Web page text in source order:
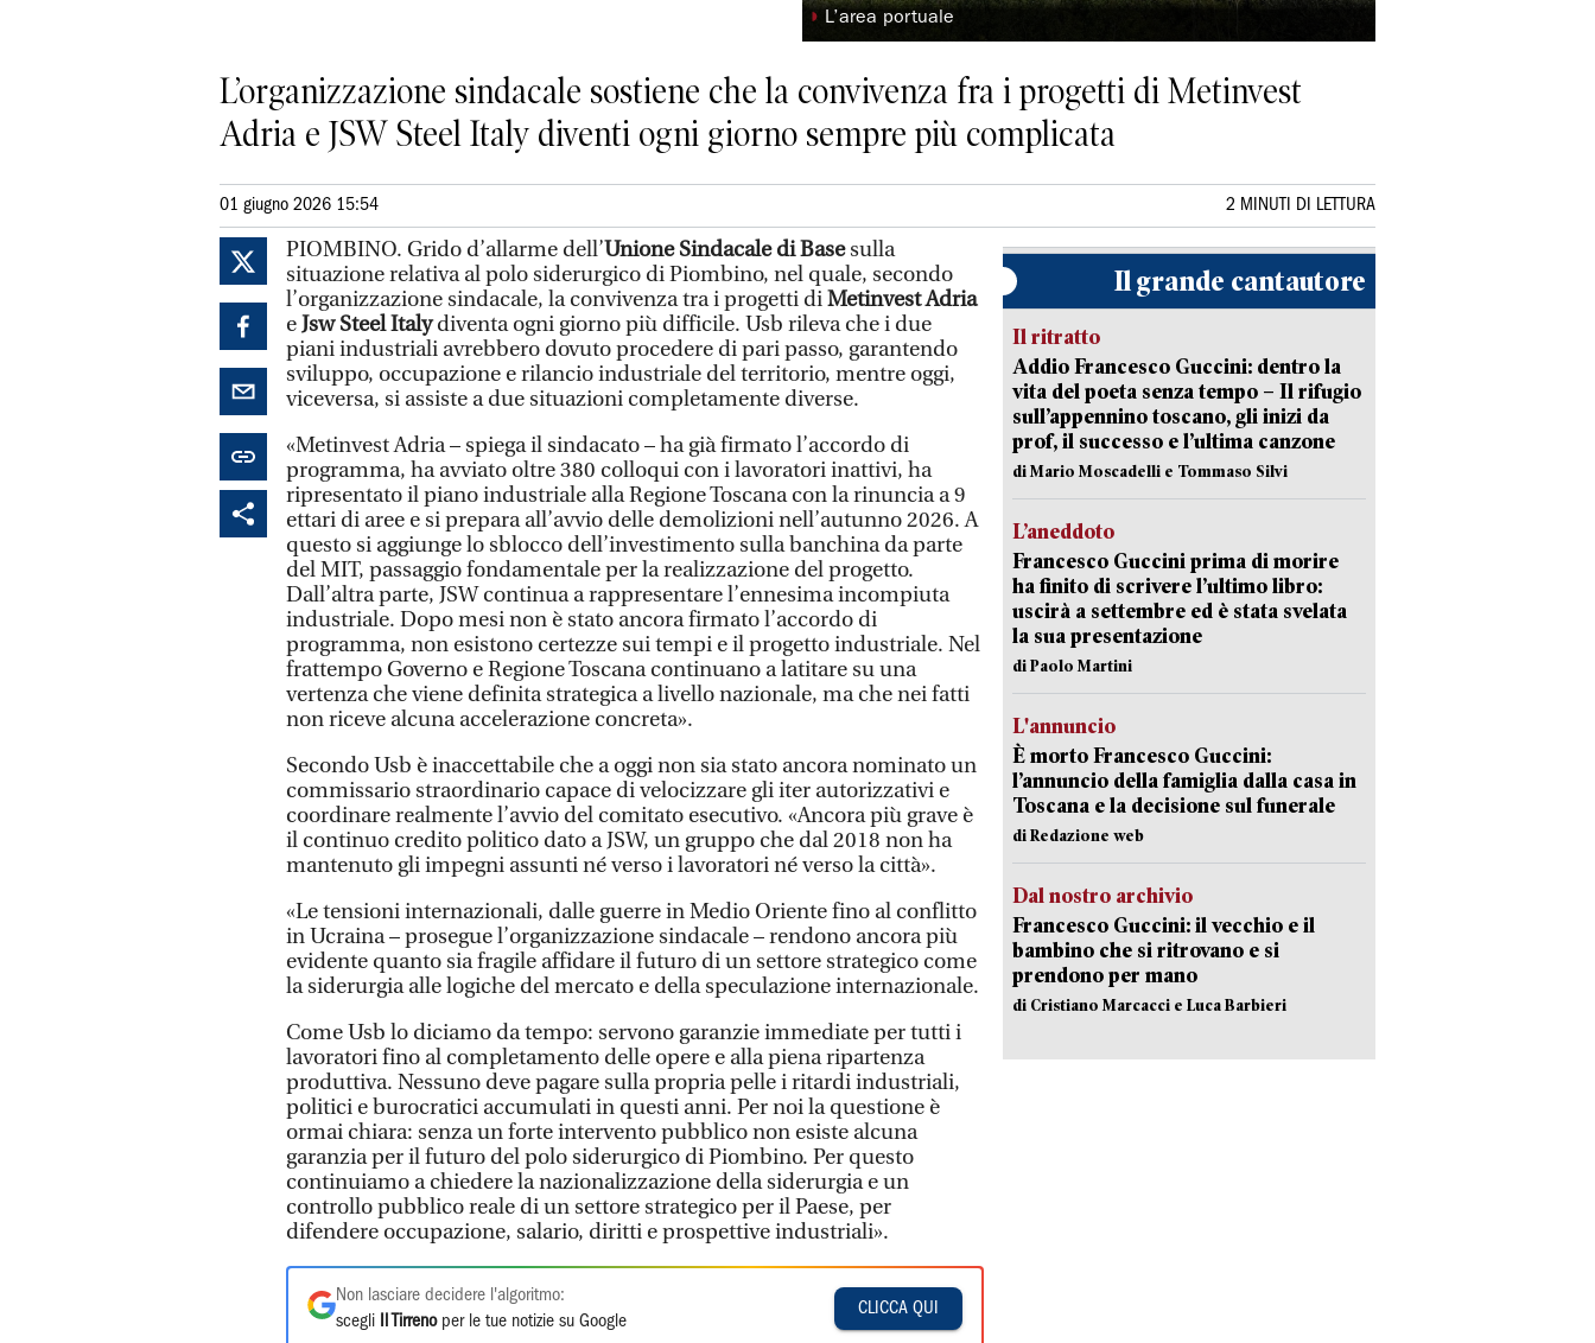
◗ L’area portuale
L’organizzazione sindacale sostiene che la convivenza fra i progetti di Metinvest
Adria e JSW Steel Italy diventi ogni giorno sempre più complicata
01 giugno 2026 15:54 2 MINUTI DI LETTURA
PIOMBINO. Grido d’allarme dell’Unione Sindacale di Basesulla
situazione relativa al polo siderurgico di Piombino, nel quale, secondo
l’organizzazione sindacale, la convivenza tra i progetti diMetinvest Adria
eJsw Steel Italydiventa ogni giorno più difficile. Usb rileva che i due
piani industriali avrebbero dovuto procedere di pari passo, garantendo
sviluppo, occupazione e rilancio industriale del territorio, mentre oggi,
viceversa, si assiste a due situazioni completamente diverse.
«Metinvest Adria – spiega il sindacato – ha già firmato l’accordo di
programma, ha avviato oltre 380 colloqui con i lavoratori inattivi, ha
ripresentato il piano industriale alla Regione Toscana con la rinuncia a 9
ettari di aree e si prepara all’avvio delle demolizioni nell’autunno 2026. A
questo si aggiunge lo sblocco dell’investimento sulla banchina da parte
del MIT, passaggio fondamentale per la realizzazione del progetto.
Dall’altra parte, JSW continua a rappresentare l’ennesima incompiuta
industriale. Dopo mesi non è stato ancora firmato l’accordo di
programma, non esistono certezze sui tempi e il progetto industriale. Nel
frattempo Governo e Regione Toscana continuano a latitare su una
vertenza che viene definita strategica a livello nazionale, ma che nei fatti
non riceve alcuna accelerazione concreta».
Secondo Usb è inaccettabile che a oggi non sia stato ancora nominato un
commissario straordinario capace di velocizzare gli iter autorizzativi e
coordinare realmente l’avvio del comitato esecutivo. «Ancora più grave è
il continuo credito politico dato a JSW, un gruppo che dal 2018 non ha
mantenuto gli impegni assunti né verso i lavoratori né verso la città».
«Le tensioni internazionali, dalle guerre in Medio Oriente fino al conflitto
in Ucraina – prosegue l’organizzazione sindacale – rendono ancora più
evidente quanto sia fragile affidare il futuro di un settore strategico come
la siderurgia alle logiche del mercato e della speculazione internazionale.
Come Usb lo diciamo da tempo: servono garanzie immediate per tutti i
lavoratori fino al completamento delle opere e alla piena ripartenza
produttiva. Nessuno deve pagare sulla propria pelle i ritardi industriali,
politici e burocratici accumulati in questi anni. Per noi la questione è
ormai chiara: senza un forte intervento pubblico non esiste alcuna
garanzia per il futuro del polo siderurgico di Piombino. Per questo
continuiamo a chiedere la nazionalizzazione della siderurgia e un
controllo pubblico reale di un settore strategico per il Paese, per
difendere occupazione, salario, diritti e prospettive industriali».
Non lasciare decidere l'algoritmo:
scegli
Il Tirrenoper le tue notizie su Google
CLICCA QUI
Il grande cantautore
Il ritratto
Addio Francesco Guccini: dentro la
vita del poeta senza tempo – Il rifugio
sull’appennino toscano, gli inizi da
prof, il successo e l’ultima canzone
di Mario Moscadelli e Tommaso Silvi
L’aneddoto
Francesco Guccini prima di morire
ha finito di scrivere l’ultimo libro:
uscirà a settembre ed è stata svelata
la sua presentazione
di Paolo Martini
L'annuncio
È morto Francesco Guccini:
l’annuncio della famiglia dalla casa in
Toscana e la decisione sul funerale
di Redazione web
Dal nostro archivio
Francesco Guccini: il vecchio e il
bambino che si ritrovano e si
prendono per mano
di Cristiano Marcacci e Luca Barbieri